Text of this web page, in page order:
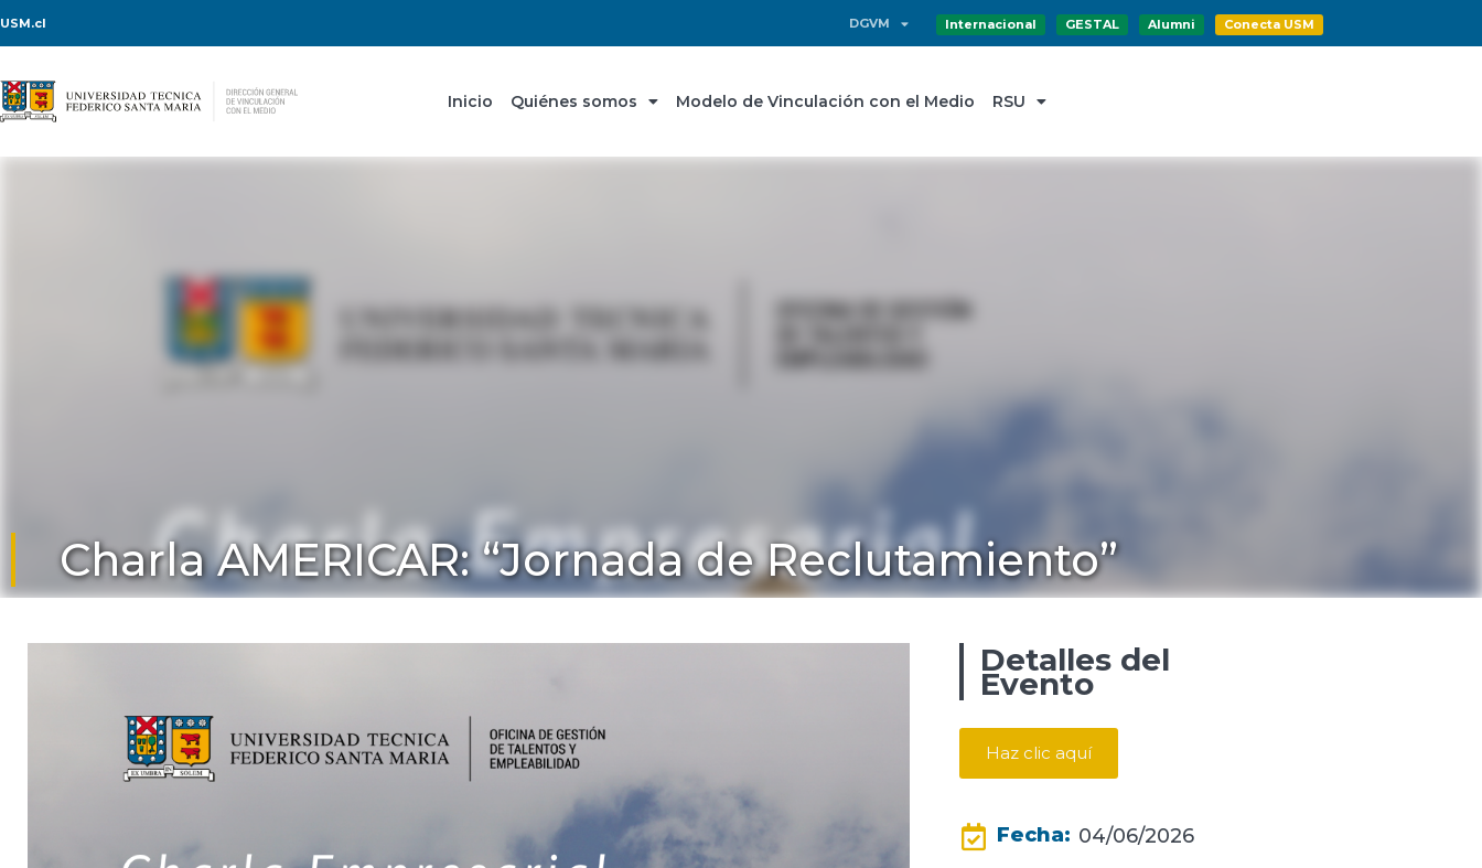
USM.cl DGVM Internacional GESTAL Alumni Conecta USM
Inicio Quiénes somos Modelo de Vinculación con el Medio RSU
Charla AMERICAR: “Jornada de Reclutamiento”
Detalles del
Evento
Haz clic aquí
Fecha: 04/06/2026